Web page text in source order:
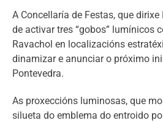
A Concellaría de Festas, que dirixe
de activar tres “gobos” lumínicos
Ravachol en localizacións
dinamizar e anunciar o próximo
Pontevedra.
As proxeccións luminosas, que
silueta do emblema do entroido